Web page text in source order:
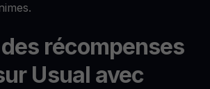
récompenses
Usual avec